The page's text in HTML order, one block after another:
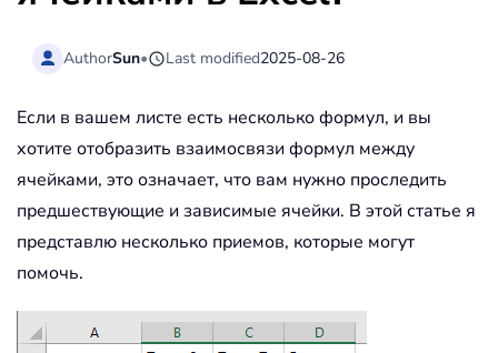
AuthorSun• Last modified2025-08-26
Если в вашем листе есть несколько формул, и вы
хотите отобразить взаимосвязи формул между
ячейками, это означает, что вам нужно проследить
предшествующие и зависимые ячейки. В этой статье я
представлю несколько приемов, которые могут
помочь.